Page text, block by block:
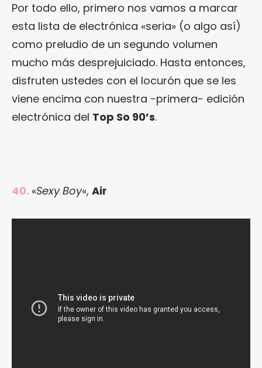
Por todo ello, primero nos vamos a marcar
esta lista de electrónica «seria» (o algo así)
como preludio de un segundo volumen
mucho más desprejuiciado. Hasta entonces,
disfruten ustedes con el locurón que se les
viene encima con nuestra -primera- edición
electrónica del Top So 90’s.
40. «Sexy Boy«, Air